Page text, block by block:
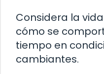
Considera la
cómo se
tiempo en
cambiantes.